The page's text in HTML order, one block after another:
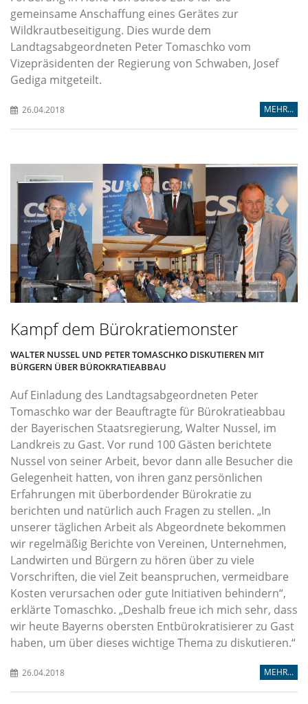
gemeinsame Anschaffung eines Gerätes zur
Wildkrautbeseitigung. Dies wurde dem
Landtagsabgeordneten Peter Tomaschko vom
Vizepräsidenten der Regierung von Schwaben, Josef
Gediga mitgeteilt.
26.04.2018 MEHR...
Kampf dem Bürokratiemonster
WALTER NUSSEL UND PETER TOMASCHKO DISKUTIEREN MIT
BÜRGERN ÜBER BÜROKRATIEABBAU
Auf Einladung des Landtagsabgeordneten Peter
Tomaschko war der Beauftragte für Bürokratieabbau
der Bayerischen Staatsregierung, Walter Nussel, im
Landkreis zu Gast. Vor rund 100 Gästen berichtete
Nussel von seiner Arbeit, bevor dann alle Besucher die
Gelegenheit hatten, von ihren ganz persönlichen
Erfahrungen mit überbordender Bürokratie zu
berichten und natürlich auch Fragen zu stellen. In
unserer täglichen Arbeit als Abgeordnete bekommen
wir regelmäßig Berichte von Vereinen, Unternehmen,
Landwirten und Bürgern zu hören über zu viele
Vorschriften, die viel Zeit beanspruchen, vermeidbare
Kosten verursachen oder gute Initiativen behindern“,
erklärte Tomaschko. „Deshalb freue ich mich sehr, dass
wir heute Bayerns obersten Entbürokratisierer zu Gast
haben, um über dieses wichtige Thema zu diskutieren.“
26.04.2018 MEHR...